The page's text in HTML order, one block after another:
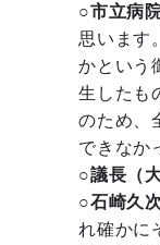
○市立病
思います
かという
生したも
のため、
できなか
○議長（
○石崎久
れ確かに